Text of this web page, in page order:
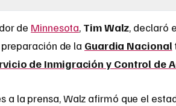
de Minnesota, Tim Walz, declaró
de la Guardia Nacional
de Inmigración y Control de
a la prensa, Walz afirmó que el